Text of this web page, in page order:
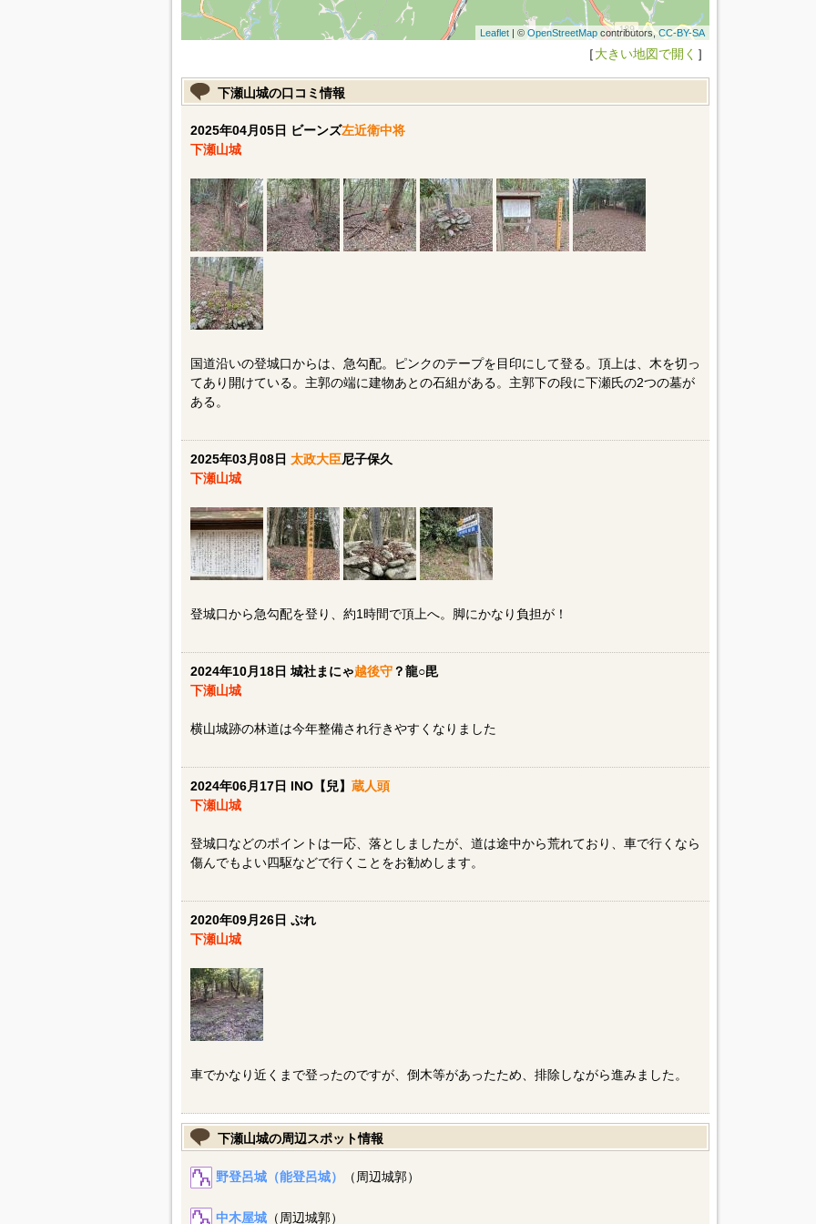
Leaflet| © OpenStreetMapcontributors, CC-BY-SA
［大きい地図で開く ］
下瀬山城の口コミ情報
2025年04月05日 ビーンズ左近衛中将
下瀬山城
国道沿いの登城口からは、急勾配。ピンクのテープを目印にして登る。頂上は、木を切っ
てあり開けている。主郭の端に建物あとの石組がある。主郭下の段に下瀬氏の2つの墓が
ある。
2025年03月08日 太政大臣尼子保久
下瀬山城
登城口から急勾配を登り、約1時間で頂上へ。脚にかなり負担が！
2024年10月18日 城社まにゃ越後守？龍○毘
下瀬山城
横山城跡の林道は今年整備され行きやすくなりました
2024年06月17日 INO【兒】 蔵人頭
下瀬山城
登城口などのポイントは一応、落としましたが、道は途中から荒れており、車で行くなら
傷んでもよい四駆などで行くことをお勧めします。
2020年09月26日 ぷれ
下瀬山城
車でかなり近くまで登ったのですが、倒木等があったため、排除しながら進みました。
下瀬山城の周辺スポット情報
野登呂城（能登呂城） （周辺城郭）
中木屋城（周辺城郭）